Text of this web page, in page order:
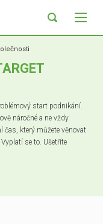
start podnikání.
náročné a ne vždy
čas, který můžete věnovat
se to. Ušetříte